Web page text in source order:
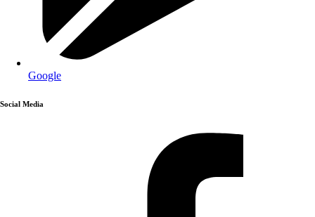
Google
Social Media